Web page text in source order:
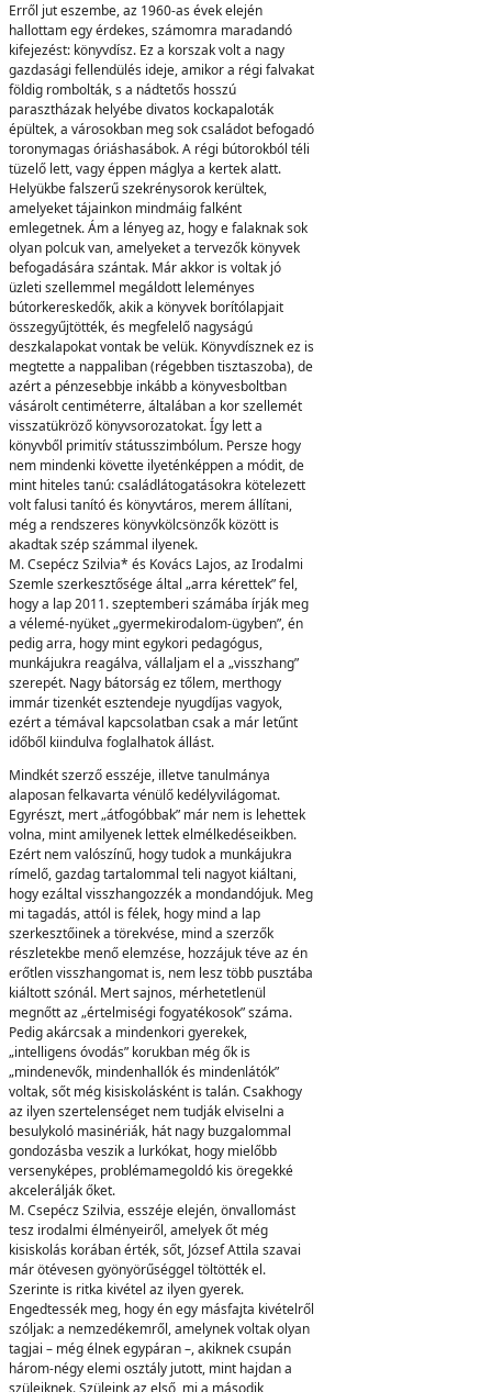
Erről jut eszembe, az 1960-as évek elején
hallottam egy érdekes, számomra maradandó
kifejezést: könyvdísz. Ez a korszak volt a nagy
gazdasági fellendülés ideje, amikor a régi falvakat
földig rombolták, s a nádtetős hosszú
parasztházak helyébe divatos kockapaloták
épültek, a városokban meg sok családot befogadó
toronymagas óriáshasábok. A régi bútorokból téli
tüzelő lett, vagy éppen máglya a kertek alatt.
Helyükbe falszerű szekrénysorok kerültek,
amelyeket tájainkon mindmáig falként
emlegetnek. Ám a lényeg az, hogy e falaknak sok
olyan polcuk van, amelyeket a tervezők könyvek
befogadására szántak. Már akkor is voltak jó
üzleti szellemmel megáldott leleményes
bútorkereskedők, akik a könyvek borítólapjait
összegyűjtötték, és megfelelő nagyságú
deszkalapokat vontak be velük. Könyvdísznek ez is
megtette a nappaliban (régebben tisztaszoba), de
azért a pénzesebbje inkább a könyvesboltban
vásárolt centiméterre, általában a kor szellemét
visszatükröző könyvsorozatokat. Így lett a
könyvből primitív státusszimbólum. Persze hogy
nem mindenki követte ilyeténképpen a módit, de
mint hiteles tanú: családlátogatásokra kötelezett
volt falusi tanító és könyvtáros, merem állítani,
még a rendszeres könyvkölcsönzők között is
akadtak szép számmal ilyenek.
M. Csepécz Szilvia* és Kovács Lajos, az Irodalmi
Szemle szerkesztősége által „arra kérettek” fel,
hogy a lap 2011. szeptemberi számába írják meg
a vélemé-nyüket „gyermekirodalom-ügyben”, én
pedig arra, hogy mint egykori pedagógus,
munkájukra reagálva, vállaljam el a „visszhang”
szerepét. Nagy bátorság ez tőlem, merthogy
immár tizenkét esztendeje nyugdíjas vagyok,
ezért a témával kapcsolatban csak a már letűnt
időből kiindulva foglalhatok állást.
Mindkét szerző esszéje, illetve tanulmánya
alaposan felkavarta vénülő kedélyvilágomat.
Egyrészt, mert „átfogóbbak” már nem is lehettek
volna, mint amilyenek lettek elmélkedéseikben.
Ezért nem valószínű, hogy tudok a munkájukra
rímelő, gazdag tartalommal teli nagyot kiáltani,
hogy ezáltal visszhangozzék a mondandójuk. Meg
mi tagadás, attól is félek, hogy mind a lap
szerkesztőinek a törekvése, mind a szerzők
részletekbe menő elemzése, hozzájuk téve az én
erőtlen visszhangomat is, nem lesz több pusztába
kiáltott szónál. Mert sajnos, mérhetetlenül
megnőtt az „értelmiségi fogyatékosok” száma.
Pedig akárcsak a mindenkori gyerekek,
„intelligens óvodás” korukban még ők is
„mindenevők, mindenhallók és mindenlátók”
voltak, sőt még kisiskolásként is talán. Csakhogy
az ilyen szertelenséget nem tudják elviselni a
besulykoló masinériák, hát nagy buzgalommal
gondozásba veszik a lurkókat, hogy mielőbb
versenyképes, problémamegoldó kis öregekké
akcelerálják őket.
M. Csepécz Szilvia, esszéje elején, önvallomást
tesz irodalmi élményeiről, amelyek őt még
kisiskolás korában érték, sőt, József Attila szavai
már ötévesen gyönyörűséggel töltötték el.
Szerinte is ritka kivétel az ilyen gyerek.
Engedtessék meg, hogy én egy másfajta kivételről
szóljak: a nemzedékemről, amelynek voltak olyan
tagjai – még élnek egypáran –, akiknek csupán
három-négy elemi osztály jutott, mint hajdan a
szüleiknek. Szüleink az első, mi a második